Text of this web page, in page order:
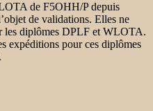
de F5OHH/P depuis
de validations. Elles ne
les diplômes DPLF et WLOTA.
expéditions pour ces diplômes